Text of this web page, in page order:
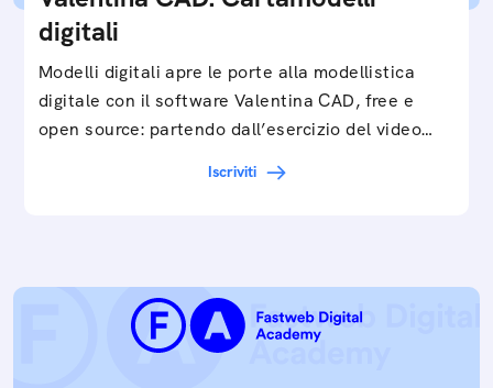
digitali
Modelli digitali apre le porte alla modellistica
digitale con il software Valentina CAD, free e
open source: partendo dall’esercizio del video…
Iscriviti